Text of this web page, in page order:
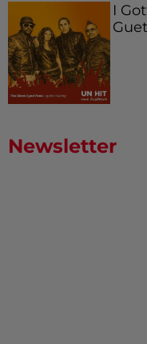
I
Newsletter